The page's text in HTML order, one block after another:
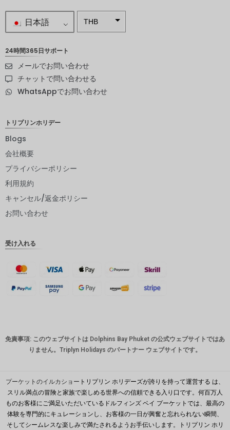
日本語 THB
スウェー
デンクロ
ーナ
ピー
ククロー
オースト
ラリアド
韓国ウォ
ン
人民元
台湾
24時間365日サポート
メールでお問い合わせ
チャットで問い合わせる
WhatsAppでお問い合わせ
トリプリンホリデー
Blogs
会社概要
プライバシーポリシー
利用規約
キャンセル/返金ポリシー
お問い合わせ
受け入れる
免責事項: このウェブサイトは Dolphins Bay Phuket の公式ウェブサイトではあ
りません。Triplyn Holidays のパートナー ウェブサイトです。
プーケットのイルカショー トリプリン ホリデーズが誇りを持って運営する は、
スリル満点の冒険と家族で楽しめる世界への信頼できる入り口です。何百万人
ものお客様にご満足いただいているドルフィンズ ベイ プーケットでは、最高の
体験を専門的にキュレーションし、お客様の一日が興奮と忘れられない瞬間、
そしてシームレスな楽しみで満たされるようお手伝いします。トリプリン ホリ